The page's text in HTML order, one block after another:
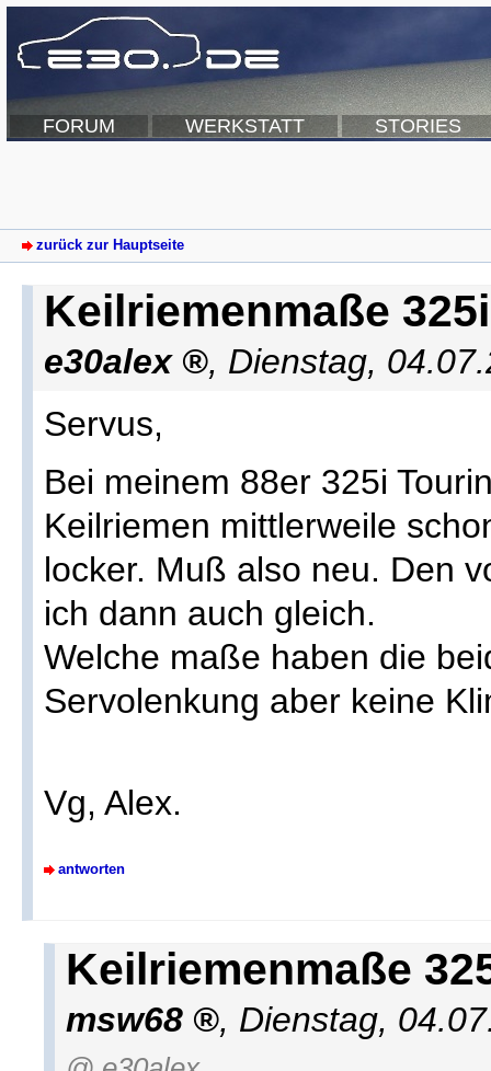
FORUM WERKSTATT STORIES
zurück zur Hauptseite
Keilriemenmaße
e30alex , Dienstag,
Servus,
Bei meinem 88er 325i
Keilriemen mittlerweile
locker. Muß also neu. Den
ich dann auch gleich.
Welche maße haben die
Servolenkung aber keine
Vg, Alex.
antworten
Keilriemenmaße
msw68 , Dienstag,